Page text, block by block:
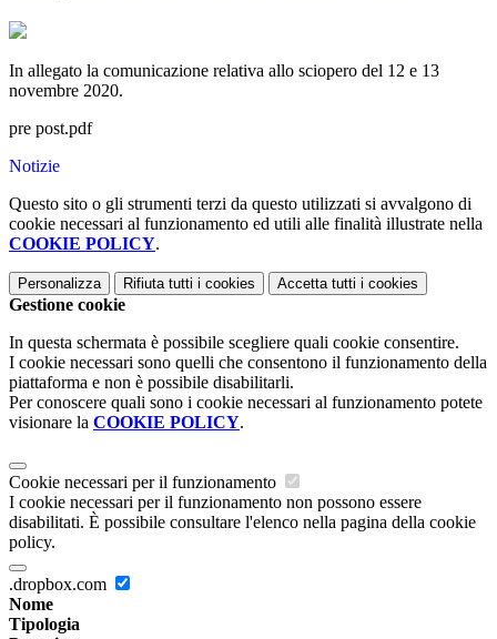
In allegato la comunicazione relativa allo sciopero del 12 e 13
novembre 2020.
pre post.pdf
Notizie
Questo sito o gli strumenti terzi da questo utilizzati si avvalgono di
cookie necessari al funzionamento ed utili alle finalità illustrate nella
COOKIE POLICY.
Personalizza Rifiuta tutti i cookies Accetta tutti i cookies
Gestione cookie
In questa schermata è possibile scegliere quali cookie consentire.
I cookie necessari sono quelli che consentono il funzionamento della
piattaforma e non è possibile disabilitarli.
Per conoscere quali sono i cookie necessari al funzionamento potete
visionare la COOKIE POLICY.
Cookie necessari per il funzionamento
I cookie necessari per il funzionamento non possono essere
disabilitati. È possibile consultare l'elenco nella pagina della cookie
policy.
.dropbox.com
Nome
Tipologia